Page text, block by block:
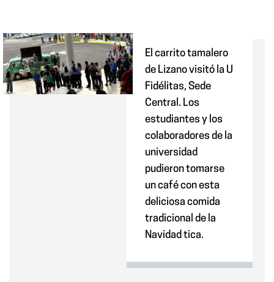
El carrito tamalero
de Lizano visitó la U
Fidélitas, Sede
Central. Los
estudiantes y los
colaboradores de la
universidad
pudieron tomarse
un café con esta
deliciosa comida
tradicional de la
Navidad tica.